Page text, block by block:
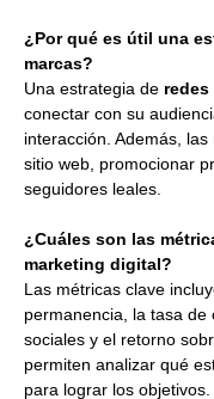
¿Por qué es útil una
marcas?
Una estrategia de
conectar con su
interacción. Además,
sitio web, promocionar
seguidores leales.
¿Cuáles son las
marketing digital?
Las métricas clave
permanencia, la tasa
sociales y el retorno
permiten analizar qué
para lograr los objetivos.